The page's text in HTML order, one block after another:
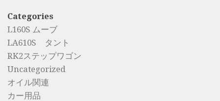
Categories
L160S ムーブ
LA610S タント
RK2ステップワゴン
Uncategorized
オイル関連
カー用品